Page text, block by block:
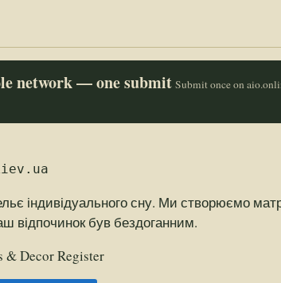
network — one submit Submit once on
індивідуального сну. Ми створюємо
відпочинок був бездоганним.
& Decor Register